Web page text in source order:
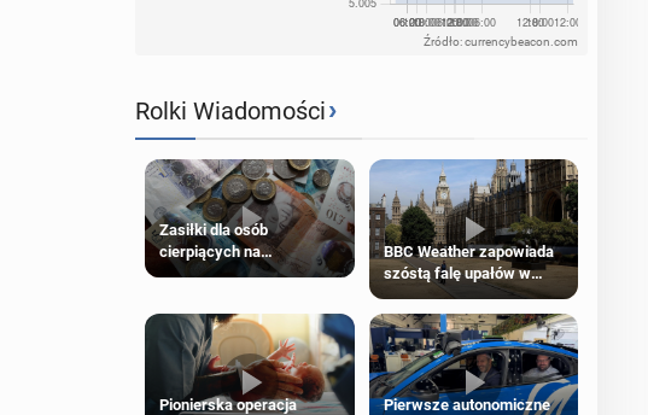
Źródło: currencybeacon.com
Rolki Wiadomości›
Zasiłki dla osób
cierpiących na
schorzenia psychiczne
BBC Weather zapowiada
szóstą falę upałów w
Pionierska operacja
Pierwsze autonomiczne